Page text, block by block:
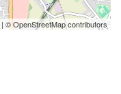
| © OpenStreetMap contributors